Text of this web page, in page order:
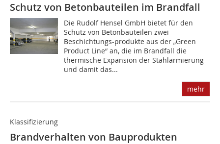
Schutz von Betonbauteilen im Brandfall
Die Rudolf Hensel GmbH bietet für den
Schutz von Betonbauteilen zwei
Beschichtungs-produkte aus der „Green
Product Line“ an, die im Brandfall die
thermische Expansion der Stahlarmierung
und damit das...
mehr
Klassifizierung
Brandverhalten von Bauprodukten